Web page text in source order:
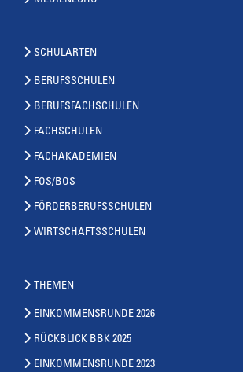
SCHULARTEN
BERUFSSCHULEN
BERUFSFACHSCHULEN
FACHSCHULEN
FACHAKADEMIEN
FOS/BOS
FÖRDERBERUFSSCHULEN
WIRTSCHAFTSSCHULEN
THEMEN
EINKOMMENSRUNDE 2026
RÜCKBLICK BBK 2025
EINKOMMENSRUNDE 2023